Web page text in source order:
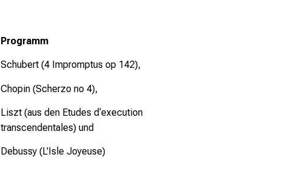
Programm
Schubert (4 Impromptus op 142),
Chopin (Scherzo no 4),
Liszt (aus den Etudes d‘execution
transcendentales) und
Debussy (L'Isle Joyeuse)